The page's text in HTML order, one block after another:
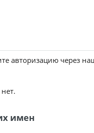
авторизацию через
имен